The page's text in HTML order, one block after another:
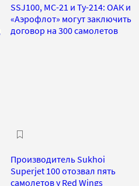
SSJ100, МС-21 и Ту-214: ОАК и
«Аэрофлот» могут заключить
договор на 300 самолетов
Производитель Sukhoi
Superjet 100 отозвал пять
самолетов у Red Wings